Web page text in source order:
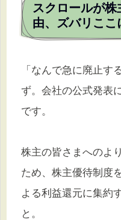
スクロールが
由、ズバリここ
「なんで急に廃止す
ず。会社の公式発表
です。
株主の皆さまへのよ
ため、株主優待制度
よる利益還元に集約
と。